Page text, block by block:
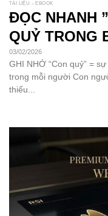
TÀI LIỆU – EBOOK
ĐỌC NHANH
QUỶ TRONG
03/02/2026
GHI NHỚ “Con quỷ” =
trong mỗi người Con
thiếu...